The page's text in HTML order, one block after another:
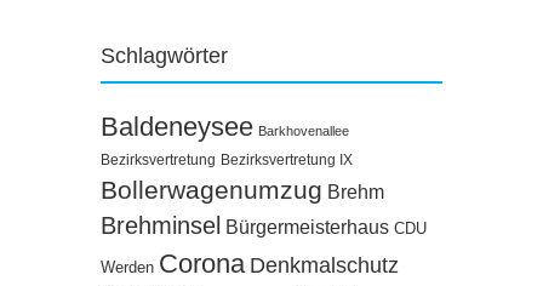
Schlagwörter
Baldeneysee Barkhovenallee
Bezirksvertretung Bezirksvertretung IX
Bollerwagenumzug Brehm
Brehminsel Bürgermeisterhaus CDU
Werden Corona Denkmalschutz